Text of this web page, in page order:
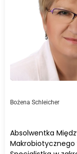
Bożena Schleicher
Absolwentka
Makrobiotycznego